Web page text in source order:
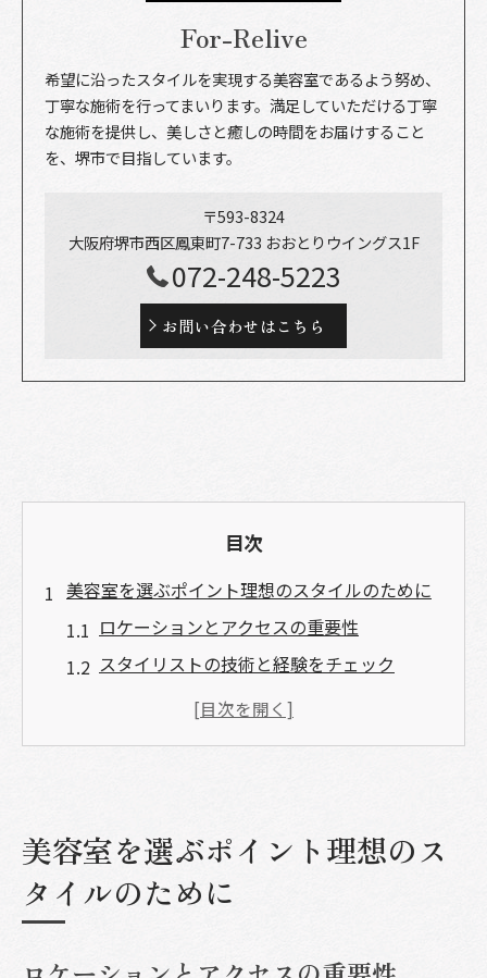
For-Relive
希望に沿ったスタイルを実現する美容室であるよう努め、
丁寧な施術を行ってまいります。満足していただける丁寧
な施術を提供し、美しさと癒しの時間をお届けすること
を、堺市で目指しています。
〒593-8324
大阪府堺市西区鳳東町7-733 おおとりウイングス1F
072-248-5223
お問い合わせはこちら
目次
美容室を選ぶポイント理想のスタイルのために
ロケーションとアクセスの重要性
スタイリストの技術と経験をチェック
口コミと評価で見極めるサロンの質
美容室での初カウンセリング成功の秘訣
理想のスタイルを明確に伝えるコツ
トレンドと個性のバランスを考慮
美容室を選ぶポイント理想のス
タイルのために